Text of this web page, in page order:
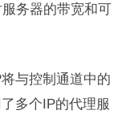
务器的带宽和可
与控制通道中的
多个IP的代理服